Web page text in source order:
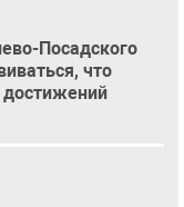
Посадского
что